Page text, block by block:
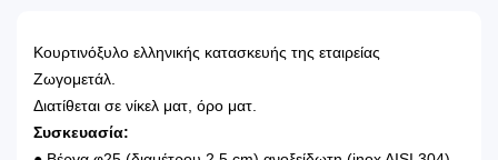
Κουρτινόξυλο ελληνικής κατασκευής της εταιρείας
Ζωγομετάλ.
Διατίθεται σε νίκελ ματ, όρο ματ.
Συσκευασία: